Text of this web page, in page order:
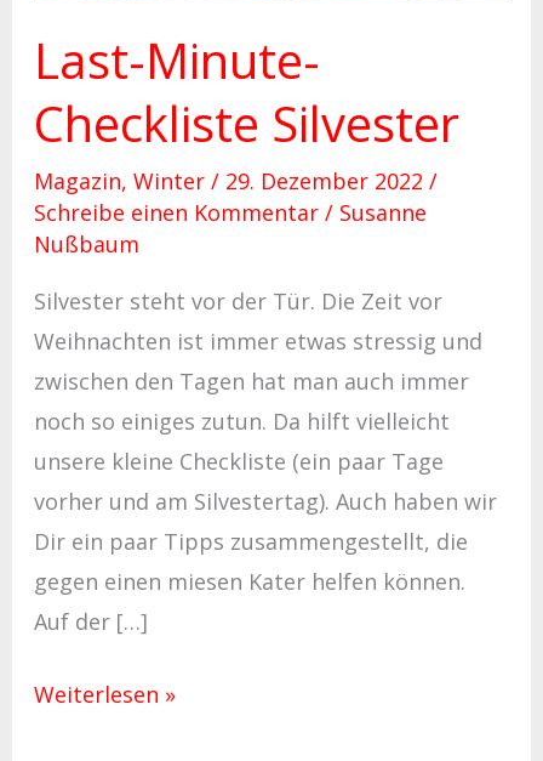
Last-Minute-
Checkliste Silvester
Magazin, Winter/ 29. Dezember 2022 /
Schreibe einen Kommentar / Susanne
Nußbaum
Silvester steht vor der Tür. Die Zeit vor
Weihnachten ist immer etwas stressig und
zwischen den Tagen hat man auch immer
noch so einiges zutun. Da hilft vielleicht
unsere kleine Checkliste (ein paar Tage
vorher und am Silvestertag). Auch haben wir
Dir ein paar Tipps zusammengestellt, die
gegen einen miesen Kater helfen können.
Auf der […]
Weiterlesen »